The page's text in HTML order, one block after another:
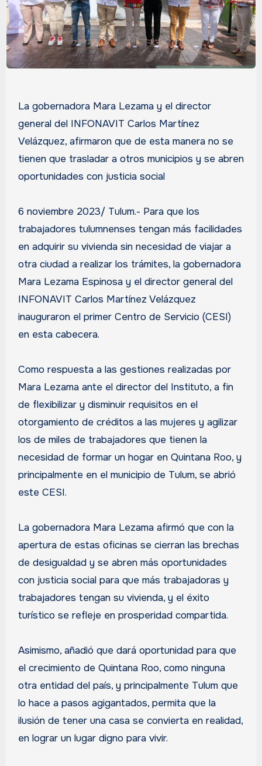
La gobernadora Mara Lezama y el director
general del INFONAVIT Carlos Martínez
Velázquez, afirmaron que de esta manera no se
tienen que trasladar a otros municipios y se abren
oportunidades con justicia social
6 noviembre 2023/ Tulum.- Para que los
trabajadores tulumnenses tengan más facilidades
en adquirir su vivienda sin necesidad de viajar a
otra ciudad a realizar los trámites, la gobernadora
Mara Lezama Espinosa y el director general del
INFONAVIT Carlos Martínez Velázquez
inauguraron el primer Centro de Servicio (CESI)
en esta cabecera.
Como respuesta a las gestiones realizadas por
Mara Lezama ante el director del Instituto, a fin
de flexibilizar y disminuir requisitos en el
otorgamiento de créditos a las mujeres y agilizar
los de miles de trabajadores que tienen la
necesidad de formar un hogar en Quintana Roo, y
principalmente en el municipio de Tulum, se abrió
este CESI.
La gobernadora Mara Lezama afirmó que con la
apertura de estas oficinas se cierran las brechas
de desigualdad y se abren más oportunidades
con justicia social para que más trabajadoras y
trabajadores tengan su vivienda, y el éxito
turístico se refleje en prosperidad compartida.
Asimismo, añadió que dará oportunidad para que
el crecimiento de Quintana Roo, como ninguna
otra entidad del país, y principalmente Tulum que
lo hace a pasos agigantados, permita que la
ilusión de tener una casa se convierta en realidad,
en lograr un lugar digno para vivir.